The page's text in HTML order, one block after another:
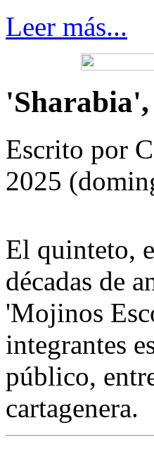
Leer más...
'Sharabia',
Escrito por
2025
El quinteto,
décadas de
'Mojinos
integrantes
público,
cartagenera.